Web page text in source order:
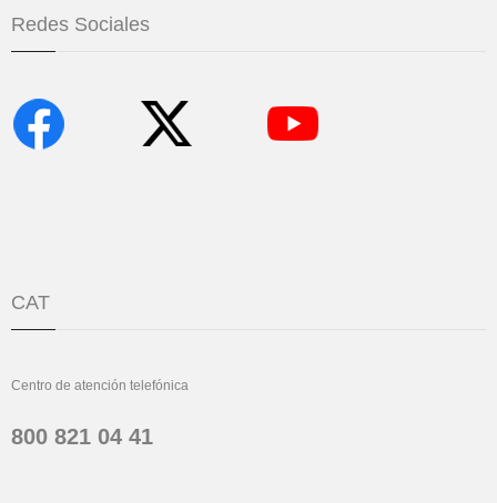
Redes Sociales
CAT
Centro de atención telefónica
800 821 04 41